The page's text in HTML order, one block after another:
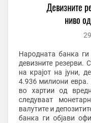
Девизните
ниво
Народната банка ги
девизните резерви.
на крајот на јуни,
4.936 милиони евра.
во хартии од
следуваат
валутите и депозитите
банка ги објави